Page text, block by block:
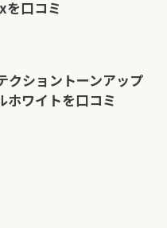
を口コミ
クショントーンアップ
ホワイトを口コミ